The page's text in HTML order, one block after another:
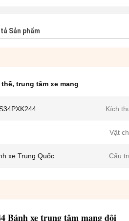
tả Sản phẩm
thế, trung tâm xe mang
Kích
Vật
xe Trung Quốc Cấu
Bánh xe trung tâm mang đôi